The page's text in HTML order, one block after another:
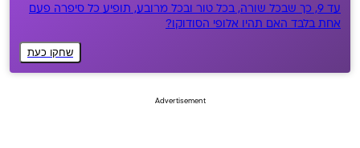
עד 9, כך שבכל שורה, בכל טור ובכל מרובע, תופיע כל סיפרה פעם
אחת בלבד האם תהיו אלופי הסודוקו?
שחקו כעת